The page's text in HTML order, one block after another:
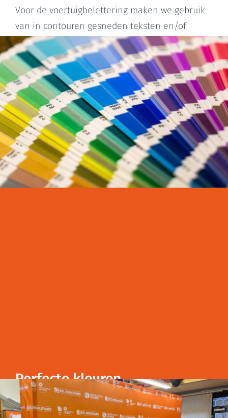
Voor de voertuigbelettering maken we gebruik
van in contouren gesneden teksten en/of
applicaties welke in full colour zijn geprint en
voorzien zijn van een beschermend UV
laminaat.
Perfecte kleuren
Altijd alles op kleur: vakwerk onderscheidt zich